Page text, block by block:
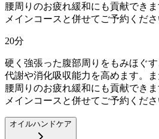
腰周りのお疲れ緩和にも貢献でき
メインコースと併せてご予約くだ
20分
硬く強張った腹部周りをもみほぐ
代謝や消化吸収能力を高めます。
腰周りのお疲れ緩和にも貢献でき
メインコースと併せてご予約くだ
オイルハンドケア